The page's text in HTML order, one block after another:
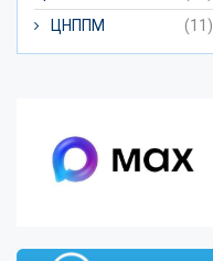
ЦНППМ
(11)